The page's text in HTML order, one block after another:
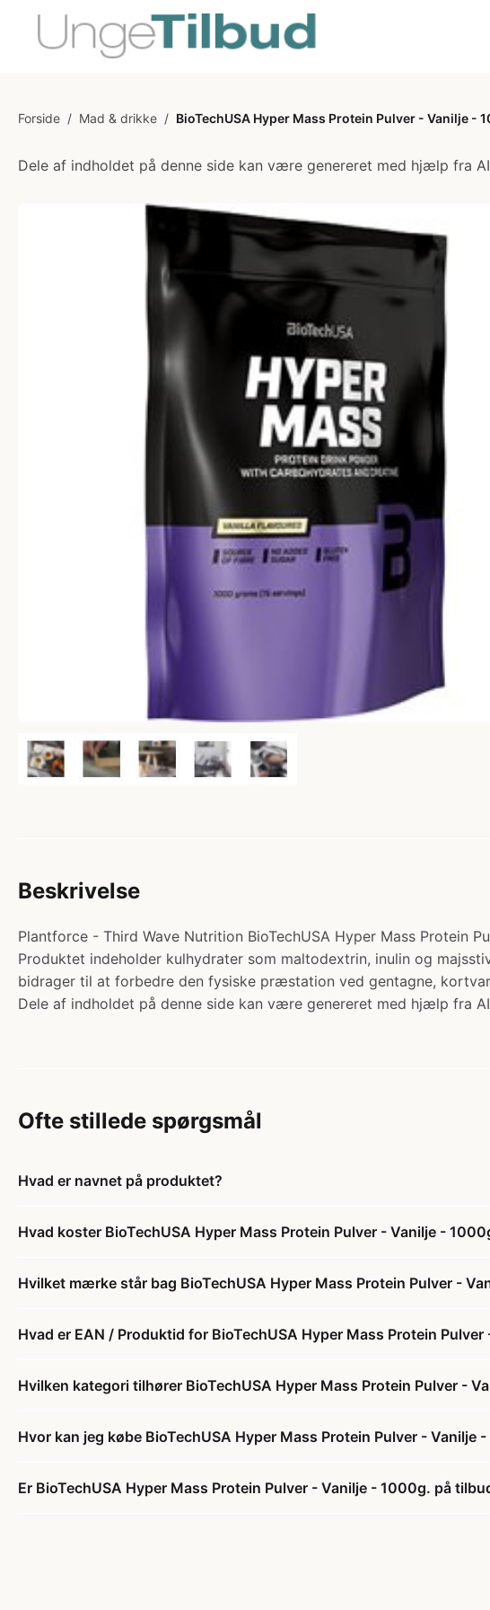
Forside / Mad & drikke / BioTechUSA Hyper Mass Protein Pulver - Vanilje -
Dele af indholdet på denne side kan være genereret med hjælp fra
Beskrivelse
Plantforce - Third Wave Nutrition BioTechUSA Hyper Mass Protein
Produktet indeholder kulhydrater som maltodextrin, inulin og
bidrager til at forbedre den fysiske præstation ved gentagne,
Dele af indholdet på denne side kan være genereret med hjælp fra
Ofte stillede spørgsmål
Hvad er navnet på produktet?
Hvad koster BioTechUSA Hyper Mass Protein Pulver - Vanilje -
Hvilket mærke står bag BioTechUSA Hyper Mass Protein Pulver -
Hvad er EAN / Produktid for BioTechUSA Hyper Mass Protein Pulver
Hvilken kategori tilhører BioTechUSA Hyper Mass Protein Pulver -
Hvor kan jeg købe BioTechUSA Hyper Mass Protein Pulver - Vanilje
Er BioTechUSA Hyper Mass Protein Pulver - Vanilje - 1000g. på